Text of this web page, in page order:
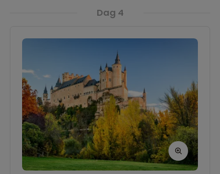
kathedraal in gebruik. Het is heerlijk
wijk. Kronkelstegen langs witte, met
hangplantjes versierde muren eindigen hier
steevast in mooie uitkijkjes en onverwachte
pleinen.
Dag 4